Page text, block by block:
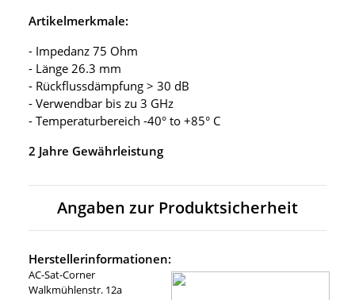
Artikelmerkmale:
- Impedanz 75 Ohm
- Länge 26.3 mm
- Rückflussdämpfung > 30 dB
- Verwendbar bis zu 3 GHz
- Temperaturbereich -40° to +85° C
2 Jahre Gewährleistung
Angaben zur Produktsicherheit
Herstellerinformationen:
AC-Sat-Corner
Walkmühlenstr. 12a